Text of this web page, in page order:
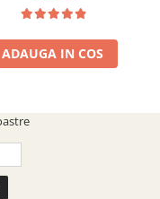
ADAUGA IN COS